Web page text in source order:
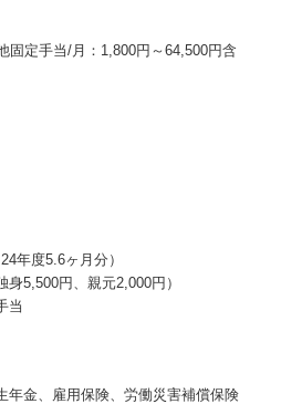
固定手当/月：1,800円～64,500円含
年度5.6ヶ月分）
5,500円、親元2,000円）
当
年金、雇用保険、労働災害補償保険